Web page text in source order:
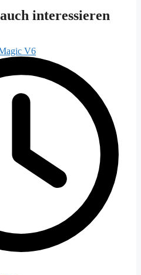
interessieren
V6